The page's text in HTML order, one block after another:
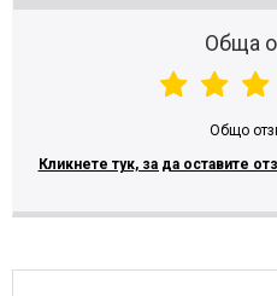
Обща
Общо
Кликнете тук, за да оставите